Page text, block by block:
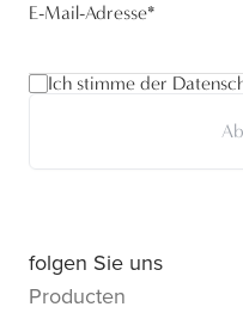
E-Mail-Adresse*
Ich stimme der
folgen Sie uns
Producten